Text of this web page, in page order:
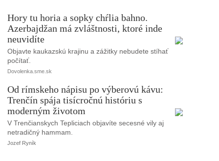
Hory tu horia a sopky chŕlia bahno.
Azerbajdžan má zvláštnosti, ktoré inde
neuvidíte
Objavte kaukazskú krajinu a zážitky nebudete stíhať
počítať.
Dovolenka.sme.sk
Od rímskeho nápisu po výberovú kávu:
Trenčín spája tisícročnú históriu s
moderným životom
V Trenčianskych Tepliciach objavíte secesné vily aj
netradičný hammam.
Jozef Ryník